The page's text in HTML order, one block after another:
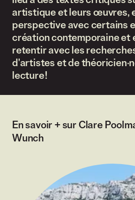
artistique et leurs œuvres,
perspective avec certains
création contemporaine et
retentir avec les
d'artistes et de
lecture !
En savoir + sur Clare
Wunch